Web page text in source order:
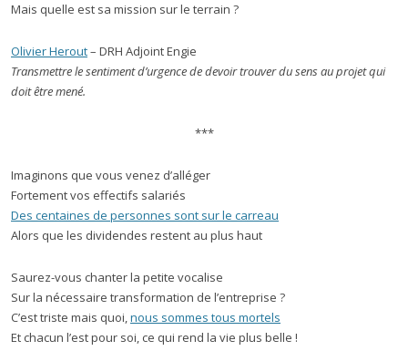
Mais quelle est sa mission sur le terrain ?
Olivier Herout– DRH Adjoint Engie
Transmettre le sentiment d’urgence de devoir trouver du sens au projet qui
doit être mené.
***
Imaginons que vous venez d’alléger
Fortement vos effectifs salariés
Des centaines de personnes sont sur le carreau
Alors que les dividendes restent au plus haut
Saurez-vous chanter la petite vocalise
Sur la nécessaire transformation de l’entreprise ?
C’est triste mais quoi,nous sommes tous mortels
Et chacun l’est pour soi, ce qui rend la vie plus belle !